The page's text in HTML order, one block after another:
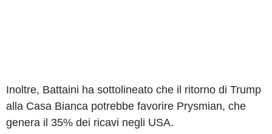
Inoltre, Battaini ha sottolineato che il ritorno di Trump
alla Casa Bianca potrebbe favorire Prysmian, che
genera il 35% dei ricavi negli USA.